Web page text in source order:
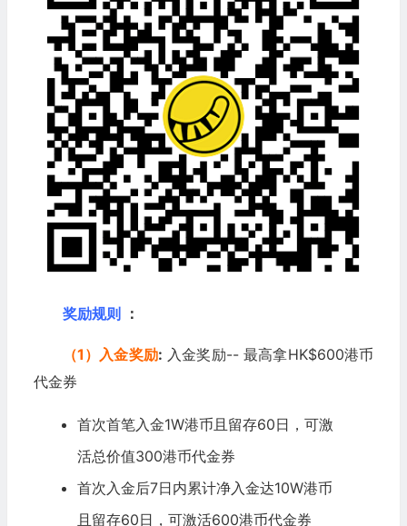
奖励规则 ：
（1）入金奖励: 入金奖励-- 最高拿HK$600港币
代金券
首次首笔入金1W港币且留存60日，可激
活总价值300港币代金券
首次入金后7日内累计净入金达10W港币
且留存60日，可激活600港币代金券